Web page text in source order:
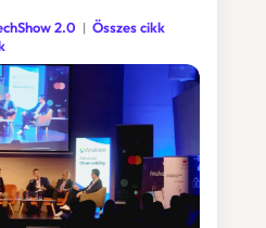
2.0
Összes cikk